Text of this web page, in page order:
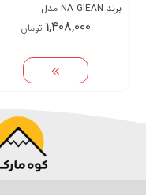
برند NA GIEAN مدل
BWCM5003
1,408,000 تومان